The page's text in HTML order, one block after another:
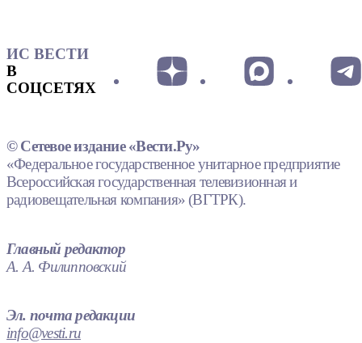
ИС ВЕСТИ
В
СОЦСЕТЯХ
© Сетевое издание «Вести.Ру»
«Федеральное государственное унитарное предприятие
Всероссийская государственная телевизионная и
радиовещательная компания» (ВГТРК).
Главный редактор
А. А. Филипповский
Эл. почта редакции
info@vesti.ru